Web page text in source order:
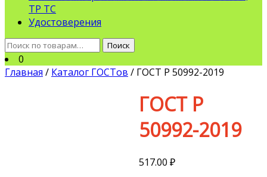
ТР ТС
Удостоверения
Искать:
Поиск
0
Главная / Каталог ГОСТов / ГОСТ Р 50992-2019
ГОСТ Р
50992-2019
517.00 ₽